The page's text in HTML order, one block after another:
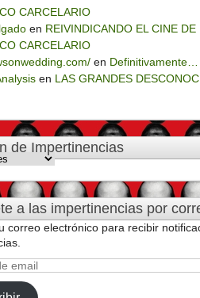
CARCELARIO
en REIVINDICANDO EL CINE
CARCELARIO
en Definitivamente…
en LAS GRANDES
de Impertinencias
a las impertinencias por
correo electrónico para recibir